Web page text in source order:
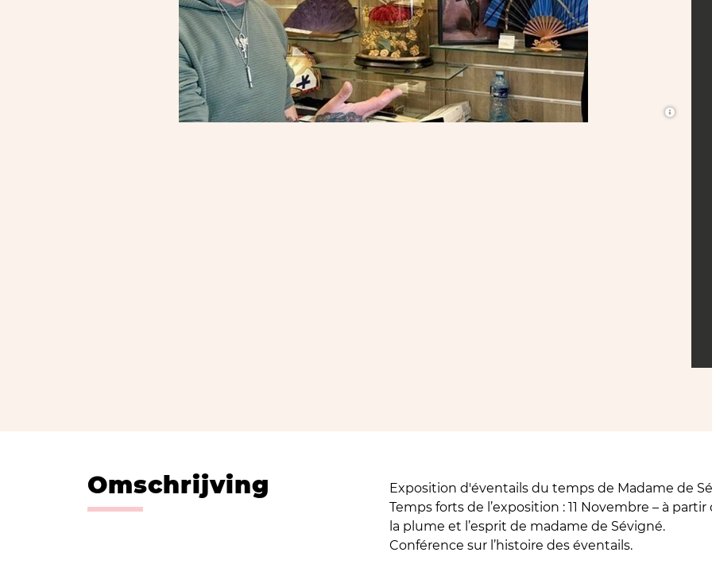
Omschrijving
Exposition d'éventails du temps de Madame de
Temps forts de l’exposition : 11 Novembre – à
la plume et l’esprit de madame de Sévigné.
Conférence sur l’histoire des éventails.